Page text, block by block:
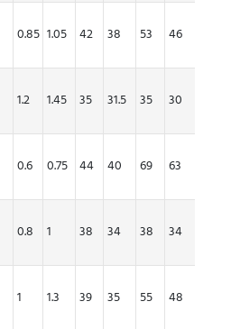
0.85 1.05 42 38 53 46
1.2 1.45 35 31.5 35 30
0.6 0.75 44 40 69 63
0.8 1 38 34 38 34
1 1.3 39 35 55 48